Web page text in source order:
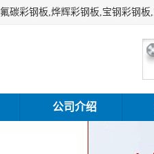
公司介绍